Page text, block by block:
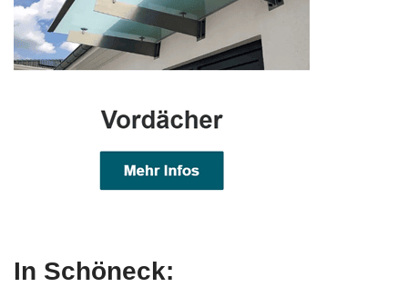
In Schöneck: